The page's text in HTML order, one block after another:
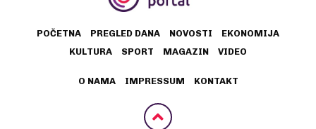
POČETNA PREGLED DANA NOVOSTI
EKONOMIJA
KULTURA
SPORT MAGAZIN VIDEO
O NAMA IMPRESSUM KONTAKT